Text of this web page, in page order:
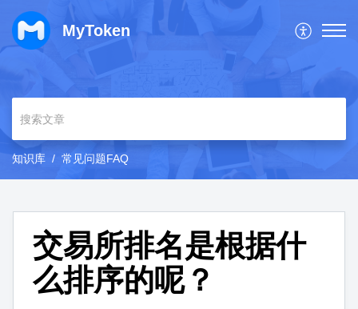
MyToken
知识库 常见问题FAQ
交易所排名是根据什
么排序的呢？